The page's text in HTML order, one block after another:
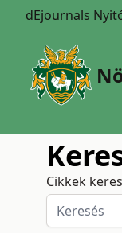
dEjournals
Cikkek